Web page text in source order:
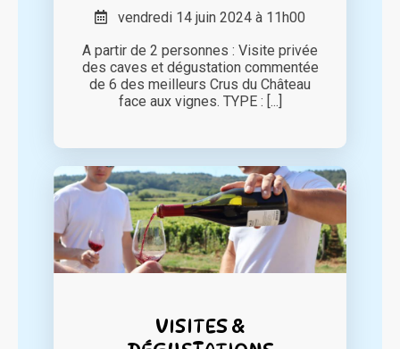
vendredi 14 juin 2024 à 11h00
A partir de 2 personnes : Visite privée
des caves et dégustation commentée
de 6 des meilleurs Crus du Château
face aux vignes. TYPE : [...]
VISITES &